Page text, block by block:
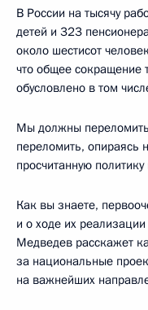
В России на тысячу
детей и 323
около шестисот
что общее сокращение
обусловлено в том
Мы должны
переломить, опираясь
просчитанную
Как вы знаете,
и о ходе их
Медведев расскажет
за национальные
на важнейших